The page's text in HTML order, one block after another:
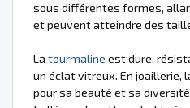
sous différentes formes,
et peuvent atteindre des
La tourmaline est dure,
un éclat vitreux. En joaillerie,
pour sa beauté et sa